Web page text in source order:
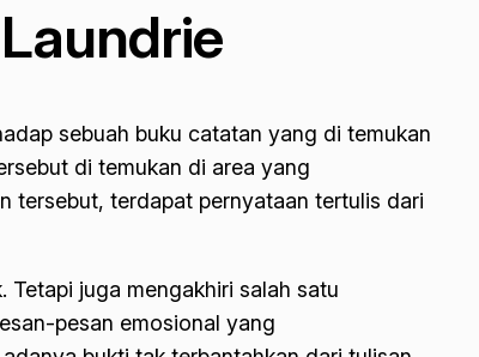
sebuah buku catatan yang di temukan
di temukan di area yang
tersebut, terdapat pernyataan tertulis dari
juga mengakhiri salah satu
pesan emosional yang